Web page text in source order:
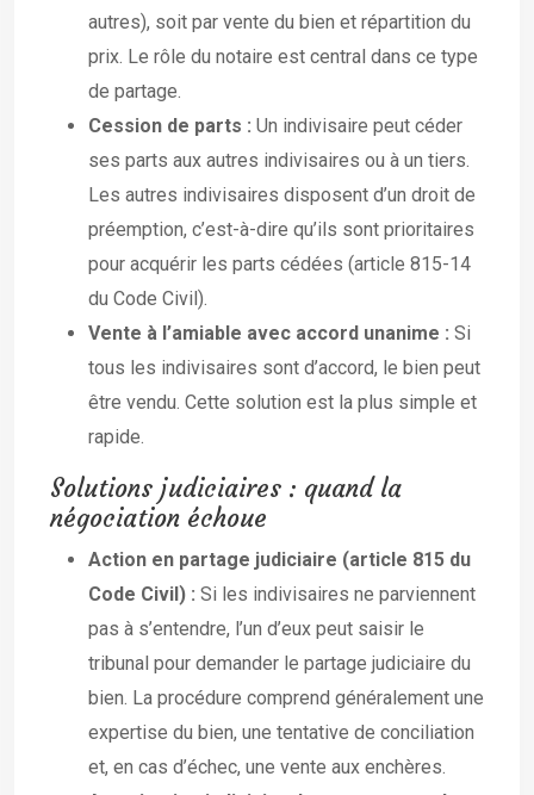
autres), soit par vente du bien et répartition du
prix. Le rôle du notaire est central dans ce type
de partage.
Cession de parts : Un indivisaire peut céder
ses parts aux autres indivisaires ou à un tiers.
Les autres indivisaires disposent d’un droit de
préemption, c’est-à-dire qu’ils sont prioritaires
pour acquérir les parts cédées (article 815-14
du Code Civil).
Vente à l’amiable avec accord unanime : Si
tous les indivisaires sont d’accord, le bien peut
être vendu. Cette solution est la plus simple et
rapide.
Solutions judiciaires : quand la
négociation échoue
Action en partage judiciaire (article 815 du
Code Civil) : Si les indivisaires ne parviennent
pas à s’entendre, l’un d’eux peut saisir le
tribunal pour demander le partage judiciaire du
bien. La procédure comprend généralement une
expertise du bien, une tentative de conciliation
et, en cas d’échec, une vente aux enchères.